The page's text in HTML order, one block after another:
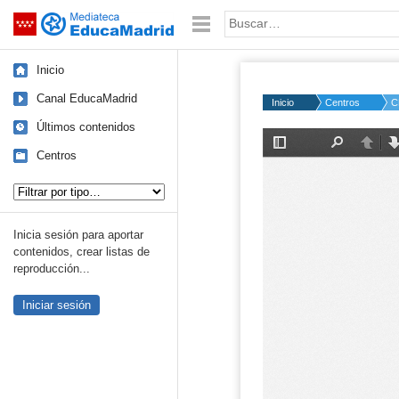
Saltar navegación Palabra o frase:
Inicio
Canal EducaMadrid
Últimos contenidos
Centros
Inicia sesión para aportar
contenidos, crear listas de
reproducción...
Iniciar sesión
Inicio Centros